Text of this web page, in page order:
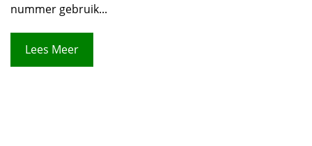
nummer gebruik...
Lees Meer